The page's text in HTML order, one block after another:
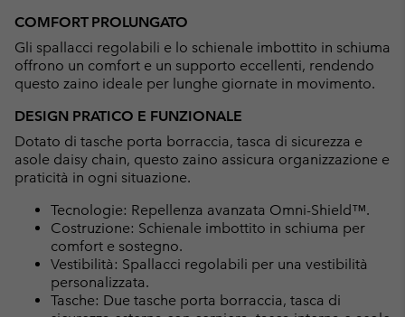
COMFORT PROLUNGATO
Gli spallacci regolabili e lo schienale imbottito in schiuma
offrono un comfort e un supporto eccellenti, rendendo
questo zaino ideale per lunghe giornate in movimento.
DESIGN PRATICO E FUNZIONALE
Dotato di tasche porta borraccia, tasca di sicurezza e
asole daisy chain, questo zaino assicura organizzazione e
praticità in ogni situazione.
Tecnologie: Repellenza avanzata Omni-Shield™.
Costruzione: Schienale imbottito in schiuma per
comfort e sostegno.
Vestibilità: Spallacci regolabili per una vestibilità
personalizzata.
Tasche: Due tasche porta borraccia, tasca di